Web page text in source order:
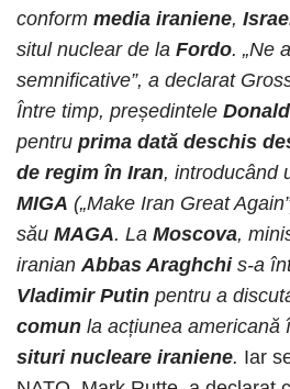
conform media iraniene,
situl nuclear de la Fordo. „Ne
semnificative”, a declarat
Între timp, președintele
pentru prima dată deschis
de regim în Iran, introducând
MIGA („Make Iran Great
său MAGA. La Moscova,
iranian Abbas Araghchis-a
Vladimir Putin pentru a
comun la acțiunea americană
situri nucleare iraniene. Iar